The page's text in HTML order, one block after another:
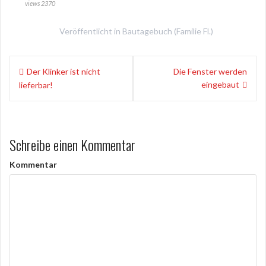
views 2370
Veröffentlicht in Bautagebuch (Familie Fl.)
t
r
a
Der Klinker ist nicht
lieferbar!
Die Fenster werden
eingebaut
Schreibe einen Kommentar
Kommentar